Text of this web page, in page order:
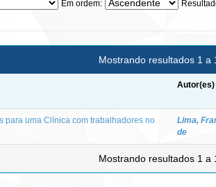
Em ordem:
Mostrando resultados 1 a
Autor(es)
para uma Clínica com trabalhadores no
Lima,
de
Mostrando resultados 1 a